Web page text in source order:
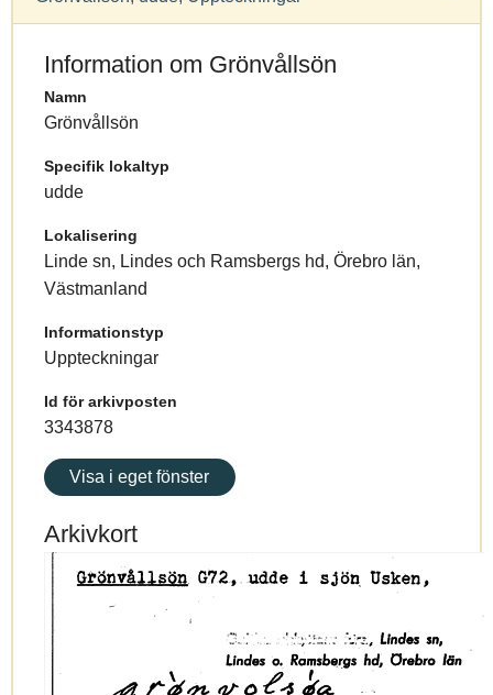
Information om Grönvållsön
Namn
Grönvållsön
Specifik lokaltyp
udde
Lokalisering
Linde sn, Lindes och Ramsbergs hd, Örebro län,
Västmanland
Informationstyp
Uppteckningar
Id för arkivposten
3343878
Visa i eget fönster
Arkivkort